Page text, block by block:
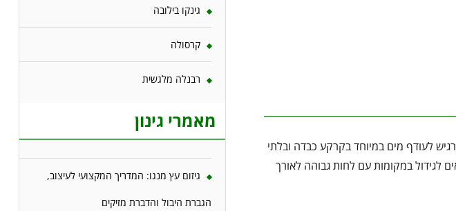
לעודף מים במיוחד בקרקע כבדה ובלתי
לגידול במקומות עם לחות גבוהה לאורך
גינקו בילובה
קרסולה
רבנלה מלגשית
מאמרי גינון
גיזום עץ מנגו: המדריך המקצועי לעיצוב,
הגברת היבול והדברת מזיקים